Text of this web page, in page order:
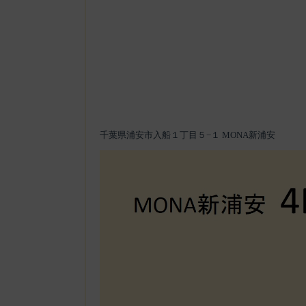
千葉県浦安市入船１丁目５−１ MONA新浦安